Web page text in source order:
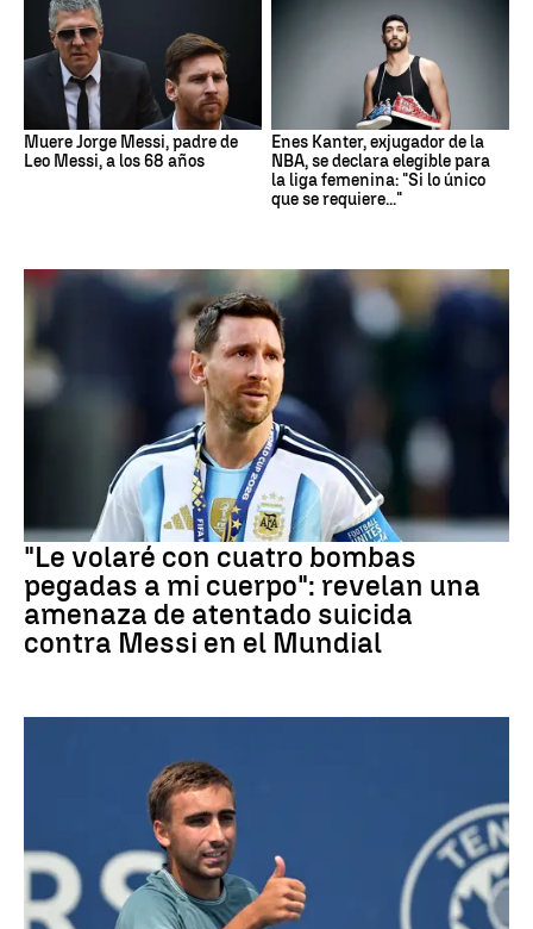
Muere Jorge Messi, padre de
Leo Messi, a los 68 años
Enes Kanter, exjugador de la
NBA, se declara elegible para
la liga femenina: "Si lo único
que se requiere..."
Mundial 2026
"Le volaré con cuatro bombas
pegadas a mi cuerpo": revelan una
amenaza de atentado suicida
contra Messi en el Mundial